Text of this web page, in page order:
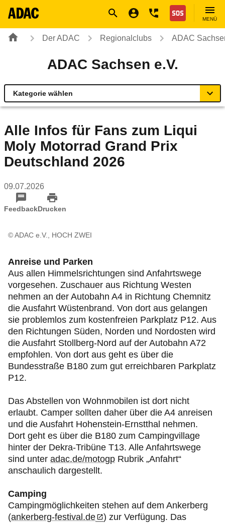
Nothilfe
MENÜ
Der ADAC Regionalclubs ADAC
ADAC Sachsen e.V.
Kategorie wählen
Ihr Kontakt zum ADAC Sachsen
Radservice-Stationen Sachsen
Alle Infos für Fans zum Liqui
Moly Motorrad Grand Prix
Deutschland 2026
09.07.2026
FeedbackDrucken
© ADAC e.V., HOCH ZWEI
Anreise und Parken
Aus allen Himmelsrichtungen sind Anfahrtswege
vorgesehen. Zuschauer aus Richtung Westen
nehmen an der Autobahn A4 in Richtung Chemnitz
die Ausfahrt Wüstenbrand. Von dort aus gelangen
sie problemlos zum kostenfreien Parkplatz P12. Aus
den Richtungen Süden, Norden und Nordosten wird
die Ausfahrt Stollberg-Nord auf der Autobahn A72
empfohlen. Von dort aus geht es über die
Bundesstraße B180 zum gut erreichbaren Parkplatz
P12.
Das Abstellen von Wohnmobilen ist dort nicht
erlaubt. Camper sollten daher über die A4 anreisen
und die Ausfahrt Hohenstein-Ernstthal nehmen.
Dort geht es über die B180 zum Campingvillage
hinter der Dekra-Tribüne T13. Alle Anfahrtswege
sind unter adac.de/motogp Rubrik „Anfahrt“
anschaulich dargestellt.
Camping
Campingmöglichkeiten stehen auf dem Ankerberg
(ankerberg-festival.de
) zur Verfügung. Das